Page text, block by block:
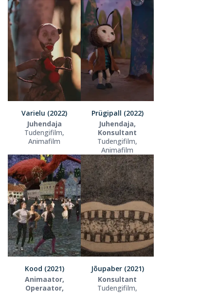
Varielu (2022)
Juhendaja
Tudengifilm,
Animafilm
Prügipall (2022)
Juhendaja,
Konsultant
Tudengifilm,
Animafilm
Kood (2021)
Animaator,
Operaator,
Jõupaber (2021)
Konsultant
Tudengifilm,